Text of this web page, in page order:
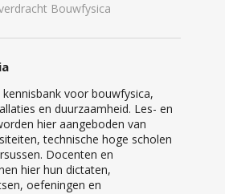
Bouwfysica
kennisbank voor bouwfysica,
en duurzaamheid. Les- en
hier aangeboden van
technische hoge scholen
Docenten en
hier hun dictaten,
oefeningen en